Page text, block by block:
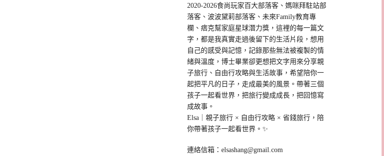
2020-2026食尚玩家百大部落客、媽咪拜駐站部
落客、波波黛莉部落客、未來Family教育專
欄、痞克幫家庭星球潛力獎，這裡的每一篇文
字，都是我真實走過後留下的生活片段，想用
自己的感受與記憶，記錄那些無法被複製的情
緒與溫度，博士畢業卻更想把文字用來分享親
子旅行、自由行攻略與生活故事，希望陪你一
起把平凡的日子，走成最美的風景。帶著三個
孩子一起看世界，把旅行變成成長，把回憶寫
成故事。
Elsa｜親子旅行 × 自由行攻略 × 省錢旅行，陪
你帶著孩子一起看世界。✨
連絡信箱：elsashang@gmail.com